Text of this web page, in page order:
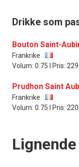
Drikke som
Bouton Saint-
Frankrike
Volum: 0.75 l Pris:
Prudhon Saint
Frankrike
Volum: 0.75 l Pris: